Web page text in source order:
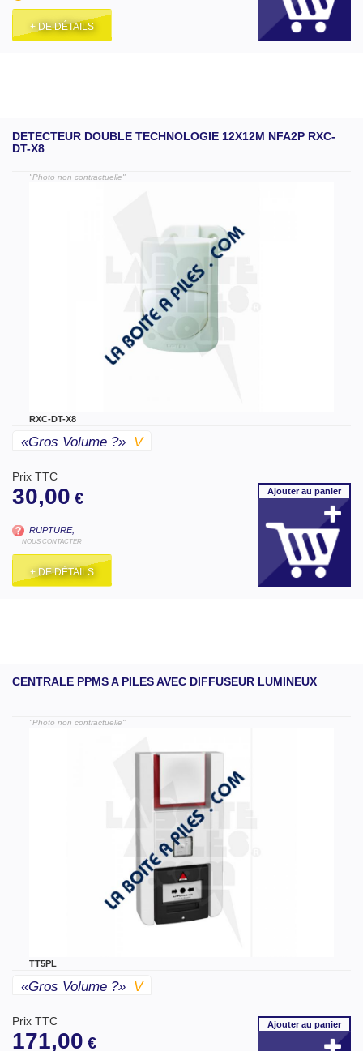
+ DE DÉTAILS
DETECTEUR DOUBLE TECHNOLOGIE 12X12M NFA2P RXC-
DT-X8
"Photo non contractuelle"
RXC-DT-X8
«gros Volume ?» V
Prix TTC
30,00 €
RUPTURE,
NOUS CONTACTER
+ DE DÉTAILS
Ajouterau panier
CENTRALE PPMS A PILES AVEC DIFFUSEUR LUMINEUX
"Photo non contractuelle"
TT5PL
«gros Volume ?» V
Prix TTC
171,00 €
Ajouterau panier